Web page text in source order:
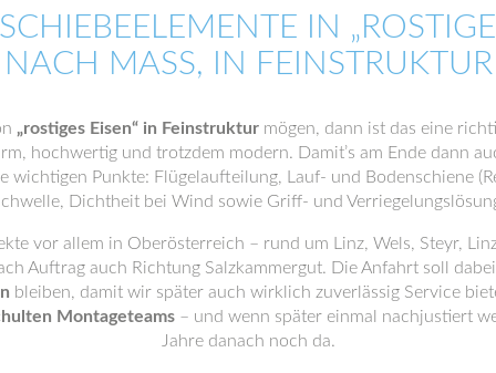
IN
NACH MASS, IN FEINSTRUKTUR
„rostiges Eisen“ in Feinstruktur mögen, dann ist das eine
hochwertig und trotzdem modern. Damit’s am Ende dann
wichtigen Punkte: Flügelaufteilung, Lauf- und Bodenschiene
Dichtheit bei Wind sowie Griff- und
vor allem in Oberösterreich – rund um Linz, Wels, Steyr,
Auftrag auch Richtung Salzkammergut. Die Anfahrt soll
bleiben, damit wir später auch wirklich zuverlässig Service
Montageteams – und wenn später einmal nachjustiert
Jahre danach noch da.